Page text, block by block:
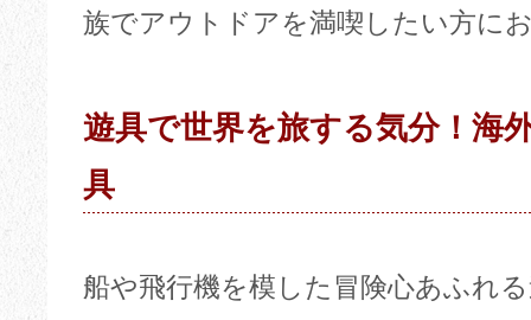
族でアウトドアを満喫したい方に
遊具で世界を旅する気分！海
具
船や飛行機を模した冒険心あふれ